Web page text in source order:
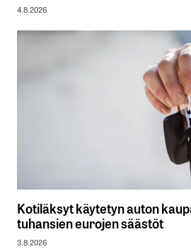
4.8.2026
Kotiläksyt käytetyn auton
tuhansien eurojen säästöt
3.8.2026